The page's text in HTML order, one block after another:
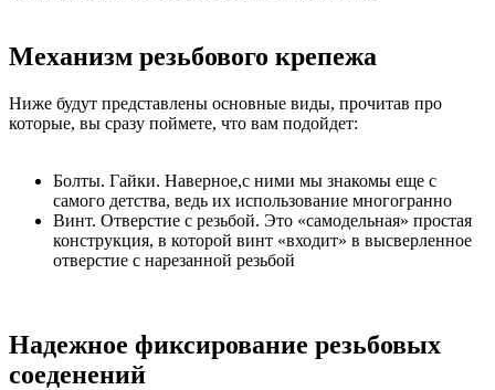
Механизм резьбового крепежа
Ниже будут представлены основные виды, прочитав про
которые, вы сразу поймете, что вам подойдет:
Болты. Гайки. Наверное,с ними мы знакомы еще с
самого детства, ведь их использование многогранно
Винт. Отверстие с резьбой. Это «самодельная» простая
конструкция, в которой винт «входит» в высверленное
отверстие с нарезанной резьбой
Надежное фиксирование резьбовых
соеденений